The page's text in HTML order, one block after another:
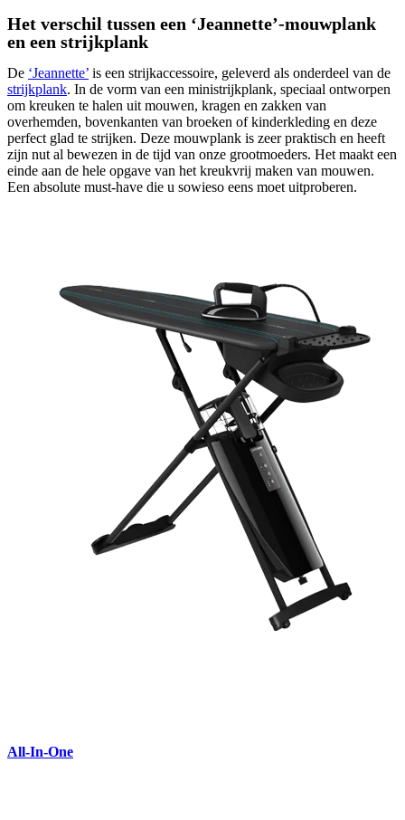
Het verschil tussen een ‘Jeannette’-mouwplank
en een strijkplank
De ‘Jeannette’ is een strijkaccessoire, geleverd als onderdeel van de
strijkplank. In de vorm van een ministrijkplank, speciaal ontworpen
om kreuken te halen uit mouwen, kragen en zakken van
overhemden, bovenkanten van broeken of kinderkleding en deze
perfect glad te strijken. Deze mouwplank is zeer praktisch en heeft
zijn nut al bewezen in de tijd van onze grootmoeders. Het maakt een
einde aan de hele opgave van het kreukvrij maken van mouwen.
Een absolute must-have die u sowieso eens moet uitproberen.
All-In-One